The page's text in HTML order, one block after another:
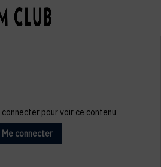
pour voir ce contenu
Me connecter